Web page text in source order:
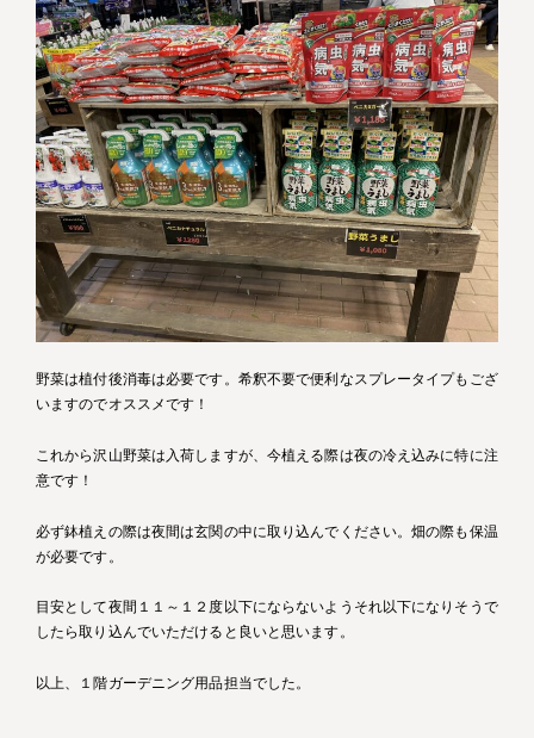
野菜は植付後消毒は必要です。希釈不要で便利なスプレータイプもござ
いますのでオススメです！
これから沢山野菜は入荷しますが、今植える際は夜の冷え込みに特に注
意です！
必ず鉢植えの際は夜間は玄関の中に取り込んでください。畑の際も保温
が必要です。
目安として夜間１１～１２度以下にならないようそれ以下になりそうで
したら取り込んでいただけると良いと思います。
以上、１階ガーデニング用品担当でした。